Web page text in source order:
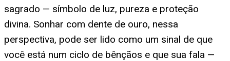
sagrado — símbolo de luz, pureza e proteção
divina. Sonhar com dente de ouro, nessa
perspectiva, pode ser lido como um sinal de que
você está num ciclo de bênçãos e que sua fala —